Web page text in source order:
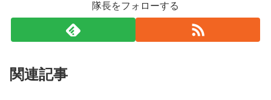
隊長をフォローする
関連記事